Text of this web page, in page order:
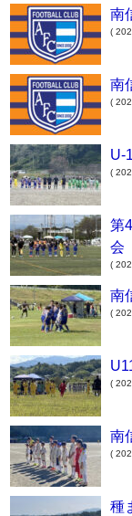
南
(
南
(
U-
(
第
会
(
南
(
(
南
(
種